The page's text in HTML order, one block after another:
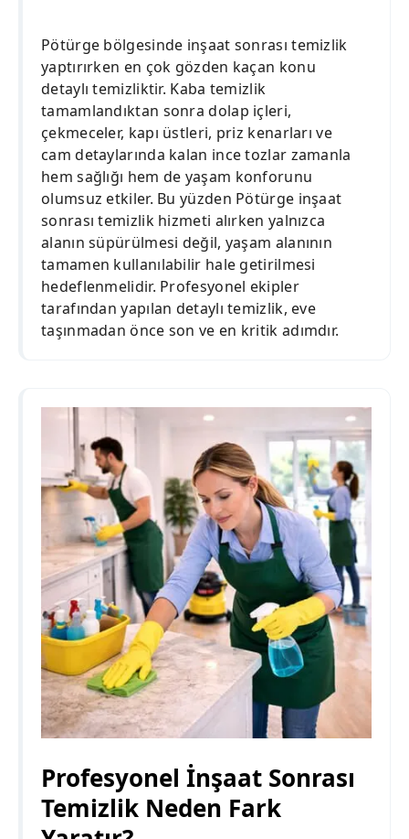
Pötürge bölgesinde inşaat sonrası temizlik
yaptırırken en çok gözden kaçan konu
detaylı temizliktir. Kaba temizlik
tamamlandıktan sonra dolap içleri,
çekmeceler, kapı üstleri, priz kenarları ve
cam detaylarında kalan ince tozlar zamanla
hem sağlığı hem de yaşam konforunu
olumsuz etkiler. Bu yüzden Pötürge inşaat
sonrası temizlik hizmeti alırken yalnızca
alanın süpürülmesi değil, yaşam alanının
tamamen kullanılabilir hale getirilmesi
hedeflenmelidir. Profesyonel ekipler
tarafından yapılan detaylı temizlik, eve
taşınmadan önce son ve en kritik adımdır.
Profesyonel İnşaat Sonrası
Temizlik Neden Fark